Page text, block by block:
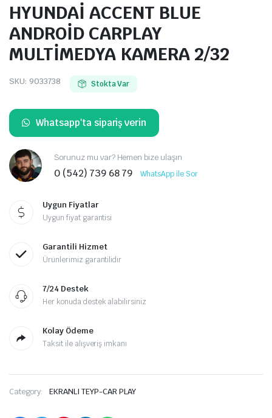
HYUNDAİ ACCENT BLUE
ANDROİD CARPLAY
MULTİMEDYA KAMERA 2/32
SKU: 9033738 Stokta Var
Whatsapp'ta sipariş verin
Sorunuz mu var? Hemen bize ulaşın
0 (542) 739 68 79 WhatsApp ile Sor
Uygun Fiyatlar
Uygun fiyat garantisi
Garantili Hizmet
Ürünlerimiz garantilidir
7/24 Destek
Her konuda destek alabilirsiniz
Kolay Ödeme
Taksit ile alışveriş imkanı
Category: EKRANLI TEYP-CAR PLAY